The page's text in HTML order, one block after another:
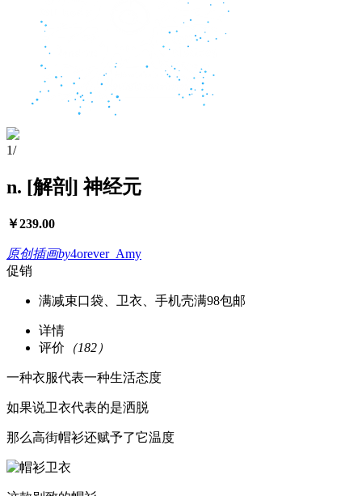
1/
n. [解剖] 神经元
￥239.00
原创插画by4orever_Amy
促销
满减束口袋、卫衣、手机壳满98包邮
详情
评价 （182）
一种衣服代表一种生活态度
如果说卫衣代表的是洒脱
那么高街帽衫还赋予了它温度